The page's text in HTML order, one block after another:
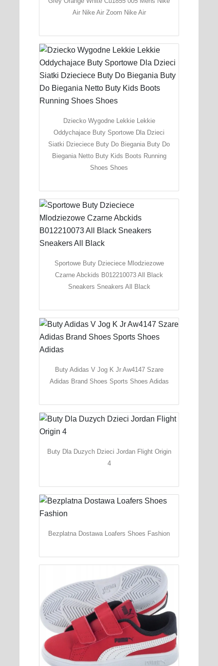
Air Nike Air Zoom Nike Air
Dziecko Wygodne Lekkie Lekkie
Oddychajace Buty Sportowe Dla Dzieci
Siatki Dzieciece Buty Do Biegania Buty Do
Biegania Netto Buty Kids Boots Running
Shoes Shoes
Sportowe Buty Dzieciece Mlodziezowe
Czarne Abckids B012210073 All Black
Sneakers Sneakers All Black
Buty Adidas V Jog K Jr Aw4147 Szare
Adidas Brand Shoes Sports Shoes Adidas
Buty Dla Duzych Dzieci Jordan Flight Origin
4
Bezplatna Dostawa Loafers Shoes Fashion